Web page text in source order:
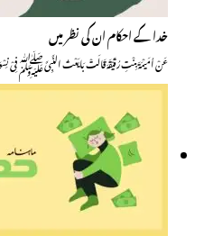
خدا کے احکام ان کی نظر میں
عَنْ اُمَیْمَۃَ بِنْتِ رُقَیْقَہَ قَالَتْ بَایَعْتُ النَّبِیَّ ﷺ فِیْ